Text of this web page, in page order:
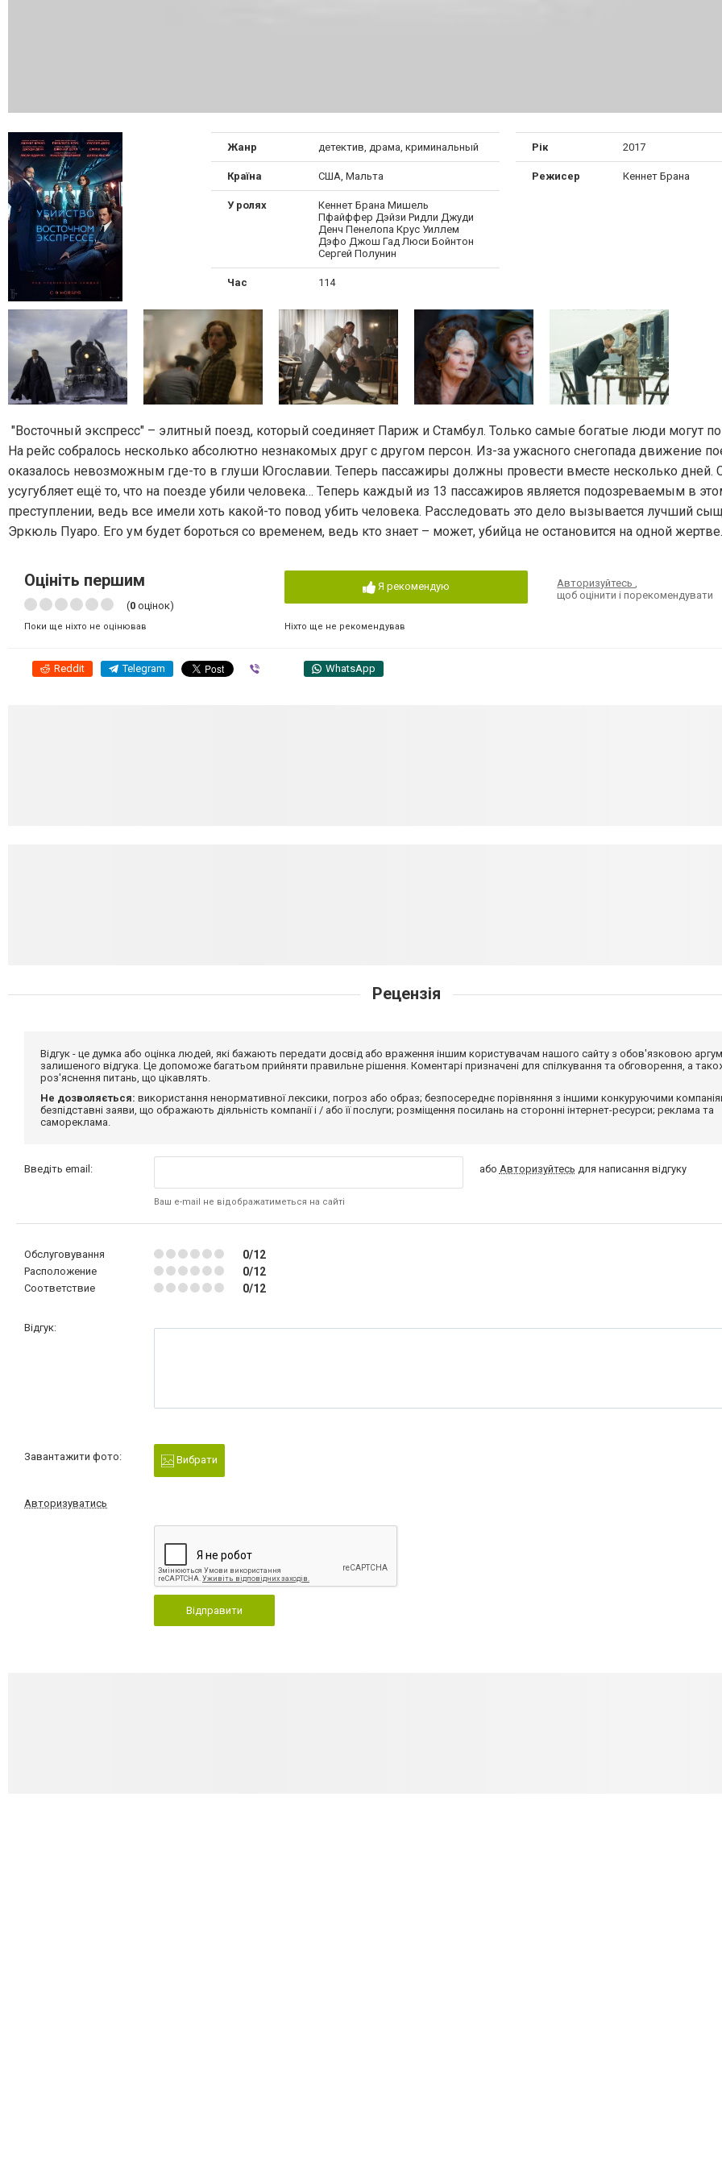
Жанр детектив, драма, криминальный
Країна США, Мальта
У ролях
Кеннет Брана Мишель
Пфайффер Дэйзи Ридли Джуди
Денч Пенелопа Крус Уиллем
Дэфо Джош Гад Люси Бойнтон
Сергей Полунин
Рік 2017
Режисер Кеннет Брана
Час 114
"Восточный экспресс" – элитный поезд, который соединяет Париж и Стамбул. Только самые богатые люди могут
На рейс собралось несколько абсолютно незнакомых друг с другом персон. Из-за ужасного снегопада движение
оказалось невозможным где-то в глуши Югославии. Теперь пассажиры должны провести вместе несколько дней.
усугубляет ещё то, что на поезде убили человека… Теперь каждый из 13 пассажиров является подозреваемым в
преступлении, ведь все имели хоть какой-то повод убить человека. Расследовать это дело вызывается лучший
Эркюль Пуаро. Его ум будет бороться со временем, ведь кто знает – может, убийца не остановится на одной жертве.
Оцініть першим
(0 оцінок)
Поки ще ніхто не оцінював
Я рекомендую
Ніхто ще не рекомендував
Авторизуйтесь,
щоб оцінити і порекомендувати
Reddit Telegram WhatsApp
Рецензія
Відгук - це думка або оцінка людей, які бажають передати досвід або враження іншим користувачам нашого сайту з обов'язковою
залишеного відгука. Це допоможе багатьом прийняти правильне рішення. Коментарі призначені для спілкування та обговорення, а
роз'яснення питань, що цікавлять.
Не дозволяється: використання ненормативної лексики, погроз або образ; безпосереднє порівняння з іншими конкуруючими
безпідставні заяви, що ображають діяльність компанії і / або її послуги; розміщення посилань на сторонні інтернет-ресурси; реклама та
самореклама.
Введіть email:
Ваш e-mail не відображатиметься на сайті
або Авторизуйтесь для написання відгуку
Обслуговування 0/12
Расположение 0/12
Соответствие 0/12
Відгук:
Завантажити фото: Вибрати
Авторизуватись
Відправити